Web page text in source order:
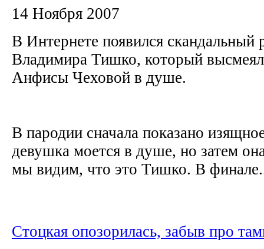
14 Ноября 2007
В Интернете появился скандальный
Владимира Тишко, который
Анфисы Чеховой в душе.
В пародии сначала показано
девушка моется в душе, но затем
мы видим, что это Тишко. В
Стоцкая опозорилась, забыв про